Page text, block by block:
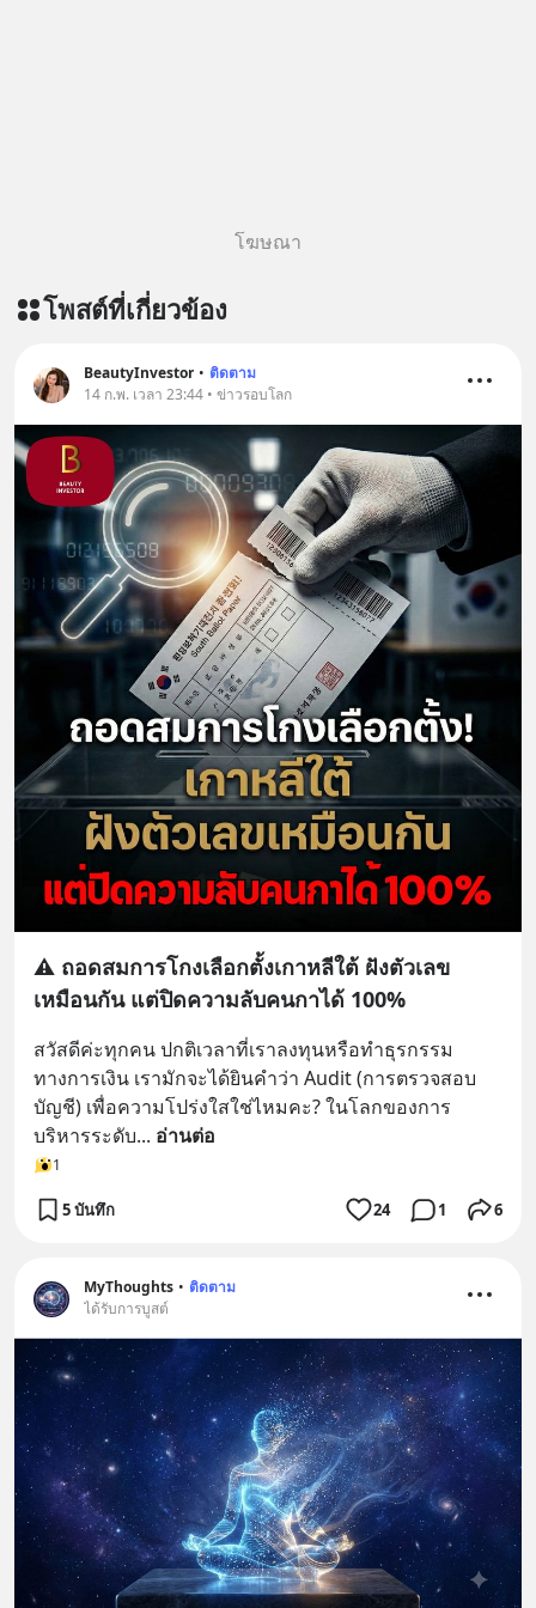
โฆษณา
โพสต์ที่เกี่ยวข้อง
BeautyInvestor • ติดตาม
14 ก.พ. เวลา 23:44 • ข่าวรอบโลก
⚠️ ถอดสมการโกงเลือกตั้งเกาหลีใต้ ฝังตัวเลข
เหมือนกัน แต่ปิดความลับคนกาได้ 100%
สวัสดีค่ะทุกคน ปกติเวลาที่เราลงทุนหรือทำธุรกรรม
ทางการเงิน เรามักจะได้ยินคำว่า Audit (การตรวจสอบ
บัญชี) เพื่อความโปร่งใสใช่ไหมคะ? ในโลกของการ
บริหารระดับ... อ่านต่อ
1
5 บันทึก 24 1 6
MyThoughts • ติดตาม
ได้รับการบูสต์